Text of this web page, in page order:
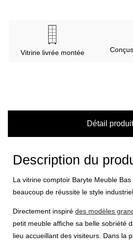
Vitrine livrée montée
Détail produit
Description du
La vitrine comptoir Baryte Meuble
beaucoup de réussite le style industriel
Directement inspiré des modèles
petit meuble affiche sa belle sobriété
lieu accueillant des visiteurs. Dans la